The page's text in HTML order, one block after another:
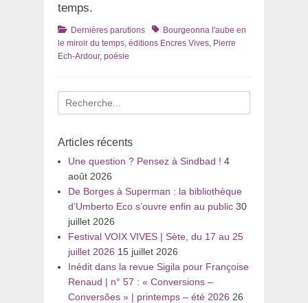
temps.
Catégories
Dernières parutions TagsBourgeonna l'aube en
le miroir du temps éditions Encres Vives Pierre
Ech-Ardour, poésie
Recherche
pour
Articles récents
Une question ? Pensez à Sindbad ! 4
août 2026
De Borges à Superman : la bibliothèque
d’Umberto Eco s’ouvre enfin au public 30
juillet 2026
Festival VOIX VIVES | Sète, du 17 au 25
juillet 2026 15 juillet 2026
Inédit dans la revue Sigila pour Françoise
Renaud | n° 57 : « Conversions –
Conversões » | printemps – été 2026 26